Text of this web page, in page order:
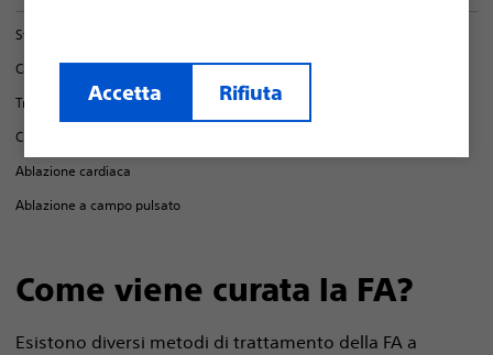
Accetta Rifiuta
Stile di vita sano
Cardioversione
Trattamenti farmacologici
Chiusura dell’auricola atriale sinistra
Ablazione cardiaca
Ablazione a campo pulsato
Come viene curata la FA?
Esistono diversi metodi di trattamento della FA a